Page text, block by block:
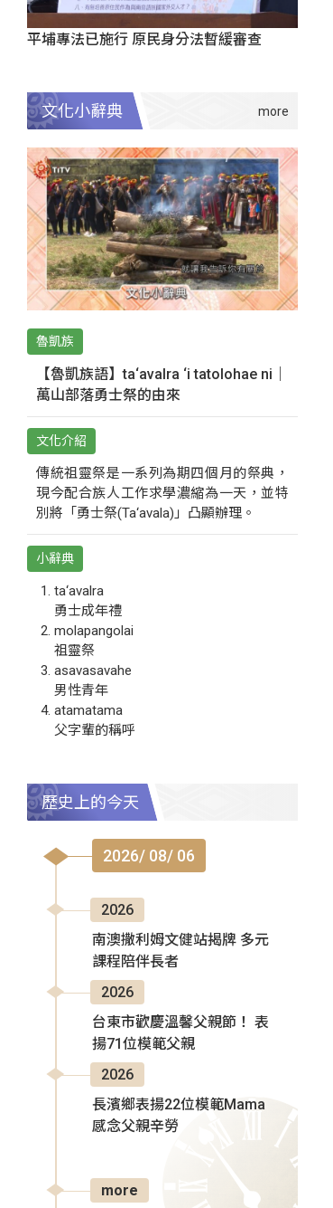
平埔專法已施行 原民身分法暫緩審查
文化小辭典
魯凱族
【魯凱族語】ta‘avalra ‘i tatolohae ni｜
萬山部落勇士祭的由來
文化介紹
傳統祖靈祭是一系列為期四個月的祭典，
現今配合族人工作求學濃縮為一天，並特
別將「勇士祭(Ta‘avala)」凸顯辦理。
小辭典
ta‘avalra
勇士成年禮
molapangolai
祖靈祭
asavasavahe
男性青年
atamatama
父字輩的稱呼
歷史上的今天
2026/ 08/ 06
2026
南澳撒利姆文健站揭牌 多元
課程陪伴長者
2026
台東市歡慶溫馨父親節！ 表
揚71位模範父親
2026
長濱鄉表揚22位模範Mama
感念父親辛勞
more